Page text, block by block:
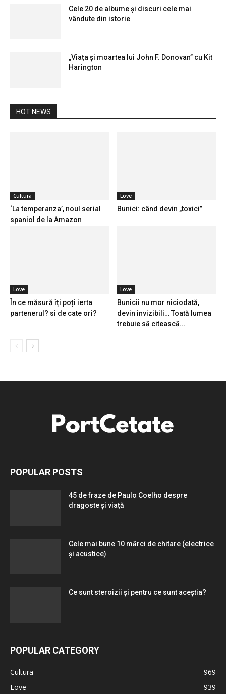
Cele 20 de albume și discuri cele mai
vândute din istorie
„Viața și moartea lui John F. Donovan” cu Kit
Harington
HOT NEWS
Cultura
‘La temperanza’, noul serial
spaniol de la Amazon
Love
Bunici: când devin „toxici”
Love
În ce măsură îți poți ierta
partenerul? si de cate ori?
Love
Bunicii nu mor niciodată,
devin invizibili… Toată lumea
trebuie să citească...
POPULAR POSTS
45 de fraze de Paulo Coelho despre
dragoste și viață
Cele mai bune 10 mărci de chitare (electrice
și acustice)
Ce sunt steroizii și pentru ce sunt aceștia?
POPULAR CATEGORY
Cultura
969
Love
939